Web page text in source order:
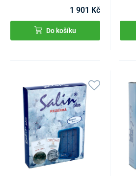
1 901 Kč
Do košíku